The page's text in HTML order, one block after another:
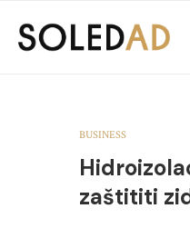
BUSINESS
zaštititi